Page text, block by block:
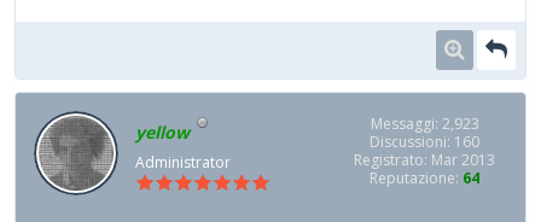
yellow
Administrator
Messaggi: 2,923
Discussioni: 160
Registrato: Mar 2013
Reputazione: 64